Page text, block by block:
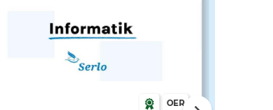
OER